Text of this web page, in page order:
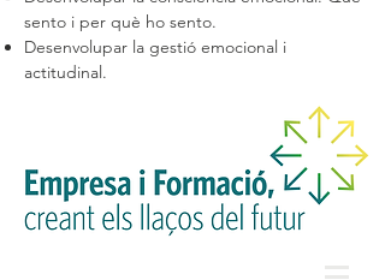
sento i per què ho sento.
Desenvolupar la gestió emocional i
actitudinal.